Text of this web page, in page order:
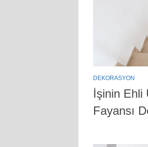
DEKORASYON
İşinin Ehli
Fayansı